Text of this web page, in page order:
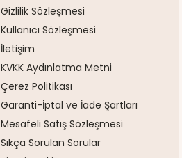
Gizlilik Sözleşmesi
Kullanıcı Sözleşmesi
İletişim
KVKK Aydınlatma Metni
Çerez Politikası
Garanti-İptal ve İade Şartları
Mesafeli Satış Sözleşmesi
Sıkça Sorulan Sorular